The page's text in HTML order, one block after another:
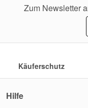
Zum Newsletter
Käuferschutz
Hilfe